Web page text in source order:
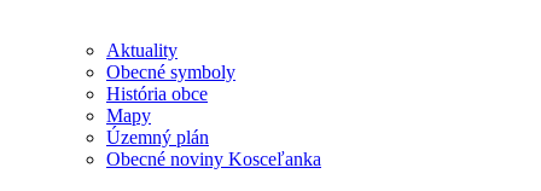
Aktuality
Obecné symboly
História obce
Mapy
Územný plán
Obecné noviny Kosceľanka